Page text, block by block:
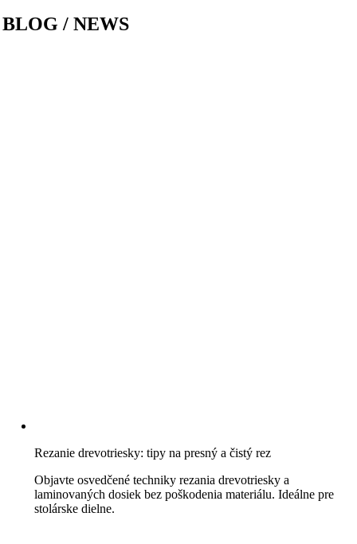
BLOG / NEWS
Rezanie drevotriesky: tipy na presný a čistý rez
Objavte osvedčené techniky rezania drevotriesky a
laminovaných dosiek bez poškodenia materiálu. Ideálne pre
stolárske dielne.